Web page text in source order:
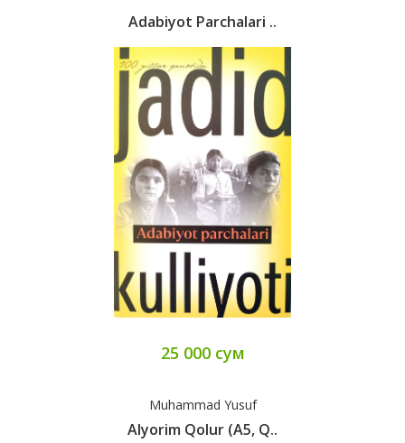
Adabiyot Parchalari ..
25 000 сум
Muhammad Yusuf
Alyorim Qolur (А5, Q..